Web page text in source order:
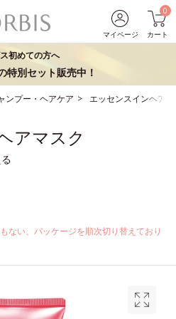
マイページ
0
カート
初めての方へ
特別セット販売中！
ンプー・ヘアケア エッセンスインヘア
アマスク
ない、パッケージを順次切り替えており